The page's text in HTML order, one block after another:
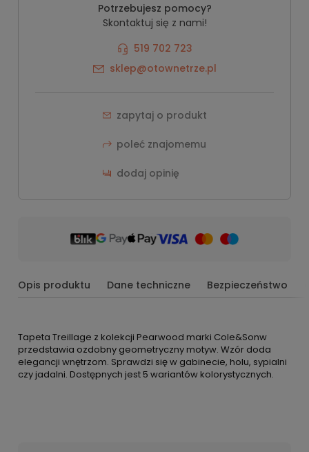
Potrzebujesz pomocy?
Skontaktuj się z nami!
519 702 723
sklep@otownetrze.pl
zapytaj o produkt
poleć znajomemu
dodaj opinię
Opis produktu Dane techniczne Bezpieczeństwo
Tapeta Treillage z kolekcji Pearwood marki Cole&Sonw
przedstawia ozdobny geometryczny motyw. Wzór doda
elegancji wnętrzom. Sprawdzi się w gabinecie, holu, sypialni
czy jadalni. Dostępnych jest 5 wariantów kolorystycznych.